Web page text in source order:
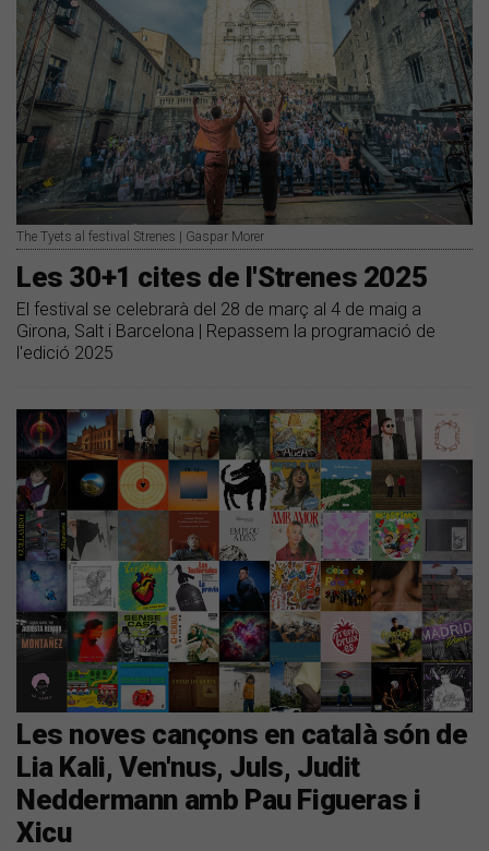
The Tyets al festival Strenes | Gaspar Morer
Les 30+1 cites de l'Strenes 2025
El festival se celebrarà del 28 de març al 4 de maig a
Girona, Salt i Barcelona | Repassem la programació de
l'edició 2025
Les noves cançons en català són de
Lia Kali, Ven'nus, Juls, Judit
Neddermann amb Pau Figueras i
Xicu